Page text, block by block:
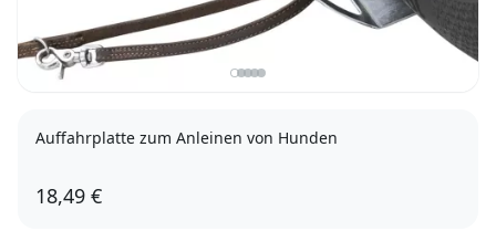
Auffahrplatte zum Anleinen von Hunden
18,49 €